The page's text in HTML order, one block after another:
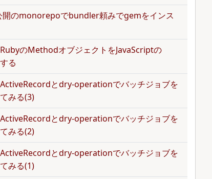
開のmonorepoでbundler頼みでgemをインス
RubyのMethodオブジェクトをJavaScriptの
る
ActiveRecordとdry-operationでバッチジョブを
みる(3)
ActiveRecordとdry-operationでバッチジョブを
みる(2)
ActiveRecordとdry-operationでバッチジョブを
みる(1)